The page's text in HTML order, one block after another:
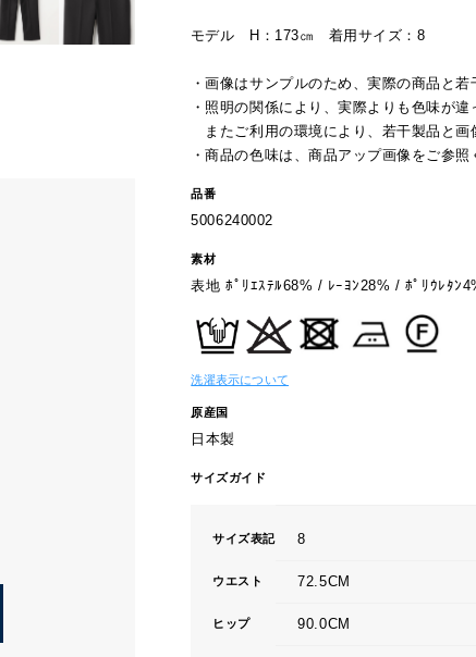
モデル H：173㎝ 着用サイズ：8
・画像はサンプルのため、実際の商品と
・照明の関係により、実際よりも色味が
またご利用の環境により、若干製品と画
・商品の色味は、商品アップ画像をご参照
品番
5006240002
素材
表地 ﾎﾟﾘｴｽﾃﾙ68% / ﾚｰﾖﾝ28% / ﾎﾟﾘｳﾚﾀﾝ
洗濯表示について
原産国
日本製
サイズガイド
サイズ表記 8
ウエスト 72.5CM
ヒップ 90.0CM